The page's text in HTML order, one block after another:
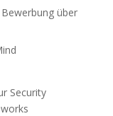
über
Security